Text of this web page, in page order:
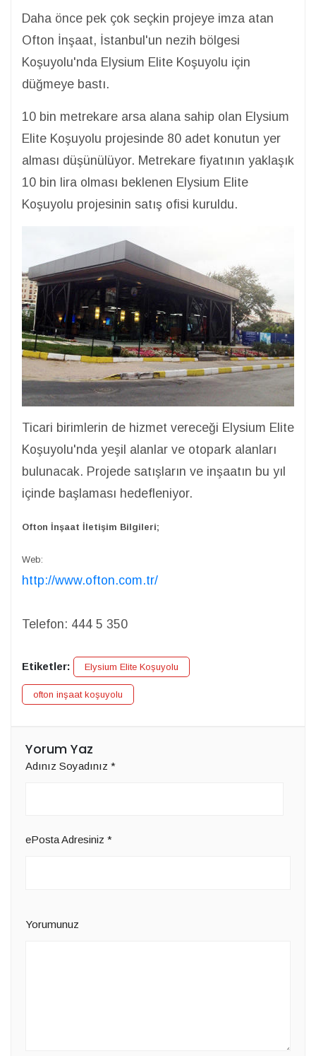
Daha önce pek çok seçkin projeye imza atan
Ofton İnşaat, İstanbul'un nezih bölgesi
Koşuyolu'nda Elysium Elite Koşuyolu için
düğmeye bastı.
10 bin metrekare arsa alana sahip olan Elysium
Elite Koşuyolu projesinde 80 adet konutun yer
alması düşünülüyor. Metrekare fiyatının yaklaşık
10 bin lira olması beklenen Elysium Elite
Koşuyolu projesinin satış ofisi kuruldu.
Ticari birimlerin de hizmet vereceği Elysium Elite
Koşuyolu'nda yeşil alanlar ve otopark alanları
bulunacak. Projede satışların ve inşaatın bu yıl
içinde başlaması hedefleniyor.
Ofton İnşaat İletişim Bilgileri;
Web:
http://www.ofton.com.tr/
Telefon: 444 5 350
Etiketler: Elysium Elite Koşuyolu
ofton inşaat koşuyolu
Yorum Yaz
Adınız Soyadınız *
ePosta Adresiniz *
Yorumunuz